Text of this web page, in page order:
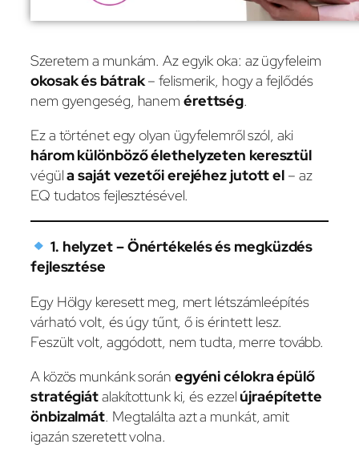
Szeretem a munkám. Az egyik oka: az ügyfeleim
okosak és bátrak– felismerik, hogy a fejlődés
nem gyengeség, hanem érettség.
Ez a történet egy olyan ügyfelemről szól, aki
három különböző élethelyzeten keresztül
végüla saját vezetői erejéhez jutott el – az
EQ tudatos fejlesztésével.
1. helyzet – Önértékelés és megküzdés
fejlesztése
Egy Hölgy keresett meg, mert létszámleépítés
várható volt, és úgy tűnt, ő is érintett lesz.
Feszült volt, aggódott, nem tudta, merre tovább.
A közös munkánk során egyéni célokra épülő
stratégiátalakítottunk ki, és ezzel újraépítette
önbizalmát. Megtalálta azt a munkát, amit
igazán szeretett volna.